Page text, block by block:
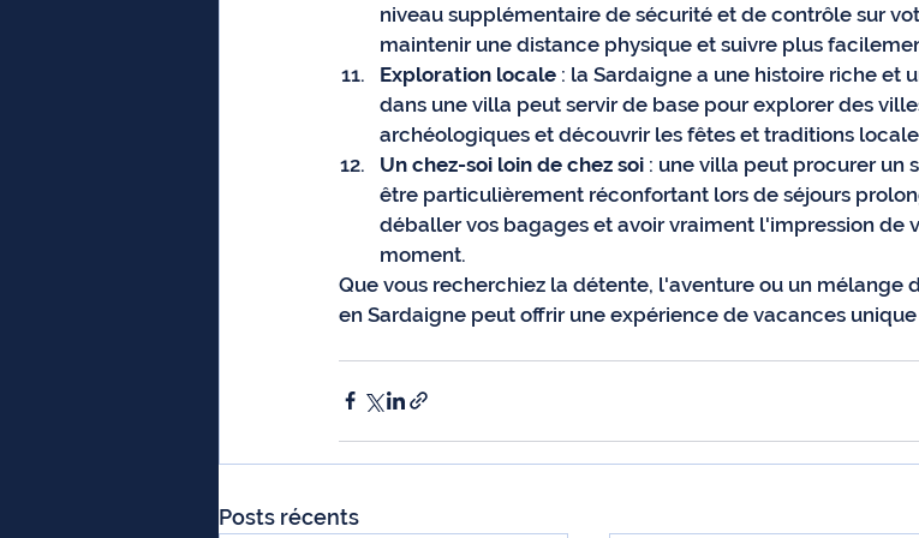
niveau supplémentaire de sécurité et de contrôle sur
maintenir une distance physique et suivre plus
Exploration locale : la Sardaigne a une histoire riche et
dans une villa peut servir de base pour explorer des
archéologiques et découvrir les fêtes et traditions
Un chez-soi loin de chez soi : une villa peut procurer un
être particulièrement réconfortant lors de séjours
déballer vos bagages et avoir vraiment l'impression de
moment.
Que vous recherchiez la détente, l'aventure ou un mélange
en Sardaigne peut offrir une expérience de vacances
Posts récents